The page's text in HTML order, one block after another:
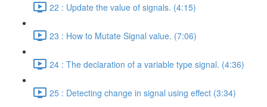
22 : Update the value of signals. (4:15)
23 : How to Mutate Signal value. (7:06)
24 : The declaration of a variable type signal. (4:36)
25 : Detecting change in signal using effect (3:34)